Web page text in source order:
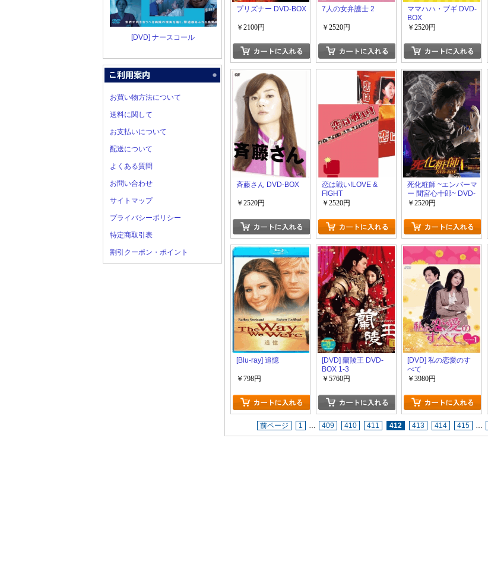
[DVD] ナースコール
お買い物方法について
送料に関して
お支払いについて
配送について
よくある質問
お問い合わせ
サイトマップ
プライバシーポリシー
特定商取引表
割引クーポン・ポイント
プリズナー DVD-BOX
￥2100円
7人の女弁護士 2
￥2520円
ママハハ・ブギ DVD-
BOX
￥2520円
斉藤さん DVD-BOX
￥2520円
恋は戦い!LOVE &
FIGHT
￥2520円
死化粧師 ~エンバーマ
ー 間宮心十郎~ DVD-
BOX
￥2520円
[Blu-ray] 追憶
￥798円
[DVD] 蘭陵王 DVD-
BOX 1-3
￥5760円
[DVD] 私の恋愛のす
べて
￥3980円
前ページ 1 … 409 410 411 412 413 414 415 …